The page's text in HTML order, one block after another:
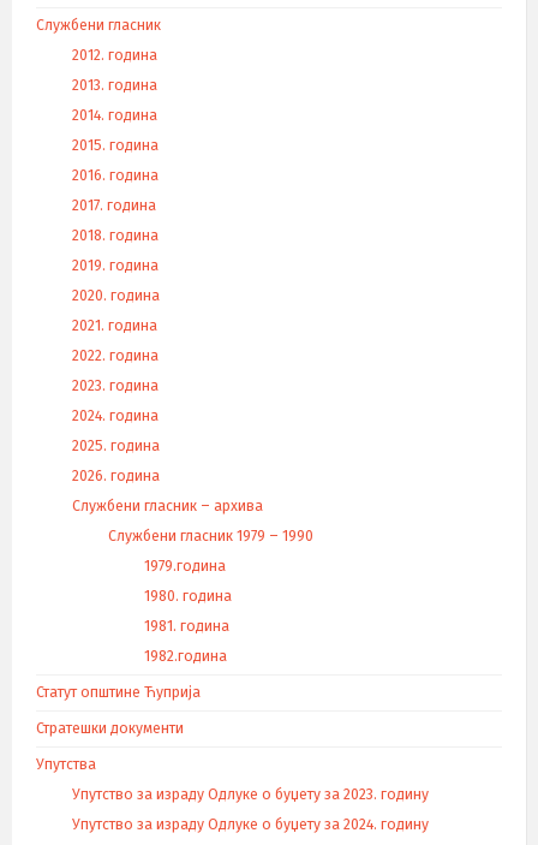
Службени гласник
2012. година
2013. година
2014. година
2015. година
2016. година
2017. година
2018. година
2019. година
2020. година
2021. година
2022. година
2023. година
2024. година
2025. година
2026. година
Службени гласник – архива
Службени гласник 1979 – 1990
1979.година
1980. година
1981. година
1982.година
Статут општине Ћуприја
Стратешки документи
Упутства
Упутство за израду Одлуке о буџету за 2023. годину
Упутство за израду Одлуке о буџету за 2024. годину